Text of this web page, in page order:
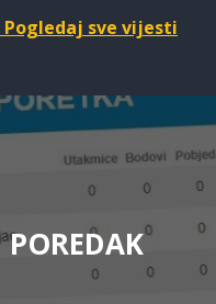
Pogledaj sve vijesti
POREDAK